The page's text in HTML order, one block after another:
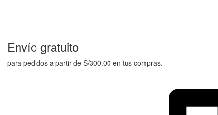
Envío gratuito
para pedidos a partir de S/300.00 en tus compras.